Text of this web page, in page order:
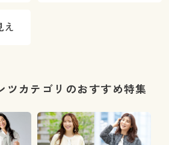
え
ツカテゴリのおすすめ特集